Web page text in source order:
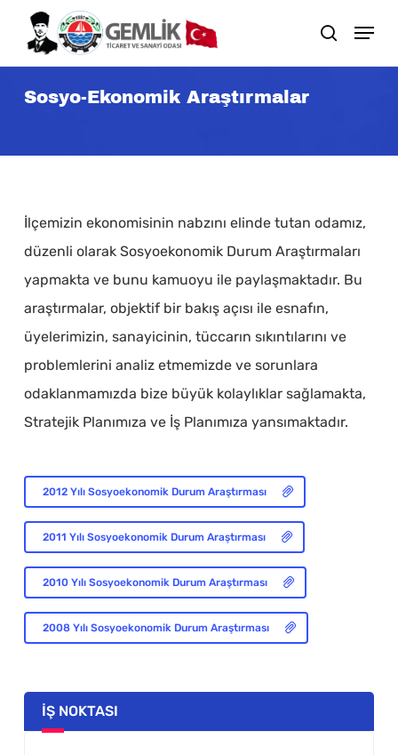
main
content
search
Sosyo-Ekonomik Araştırmalar
İlçemizin ekonomisinin nabzını elinde tutan odamız,
düzenli olarak Sosyoekonomik Durum Araştırmaları
yapmakta ve bunu kamuoyu ile paylaşmaktadır. Bu
araştırmalar, objektif bir bakış açısı ile esnafın,
üyelerimizin, sanayicinin, tüccarın sıkıntılarını ve
problemlerini analiz etmemizde ve sorunlara
odaklanmamızda bize büyük kolaylıklar sağlamakta,
Stratejik Planımıza ve İş Planımıza yansımaktadır.
2012 Yılı Sosyoekonomik Durum Araştırması
2011 Yılı Sosyoekonomik Durum Araştırması
2010 Yılı Sosyoekonomik Durum Araştırması
2008 Yılı Sosyoekonomik Durum Araştırması
İŞ NOKTASI